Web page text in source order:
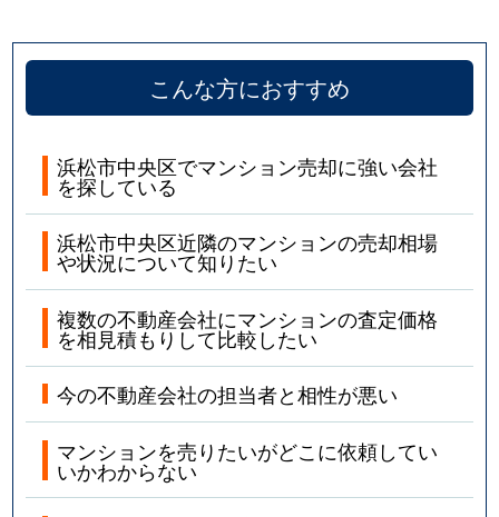
こんな方におすすめ
浜松市中央区でマンション売却に強い会社
を探している
浜松市中央区近隣のマンションの売却相場
や状況について知りたい
複数の不動産会社にマンションの査定価格
を相見積もりして比較したい
今の不動産会社の担当者と相性が悪い
マンションを売りたいがどこに依頼してい
いかわからない